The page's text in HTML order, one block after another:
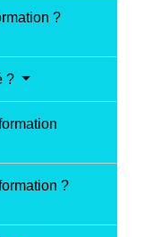
?
?
?